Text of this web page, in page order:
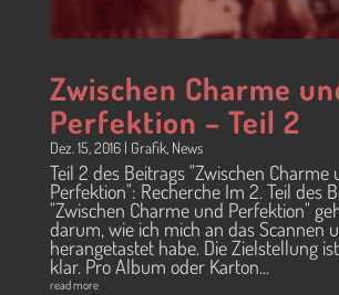
Zwischen Charme
Perfektion – Teil 2
Dez. 15, 2016| Grafik, News
Teil 2 des Beitrags "Zwischen Charme
Perfektion": Recherche Im 2. Teil des
"Zwischen Charme und Perfektion"
darum, wie ich mich an das Scannen
herangetastet habe. Die Zielstellung
klar. Pro Album oder Karton...
read more